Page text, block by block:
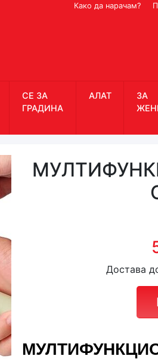
Како да нарачам?
СЕ ЗА
ГРАДИНА
АЛАТ
ЗА
Достава